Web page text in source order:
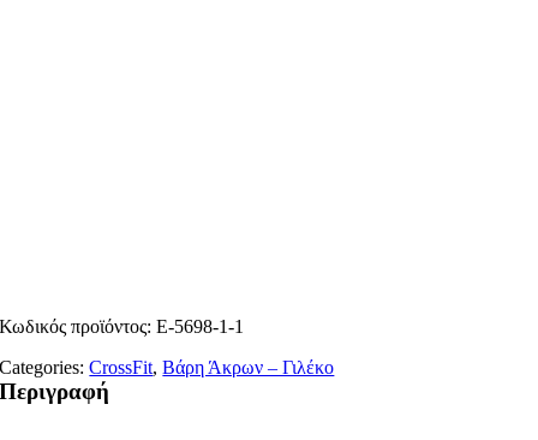
Κωδικός προϊόντος:E-5698-1-1
Categories:CrossFit,Βάρη Άκρων – Γιλέκο
Περιγραφή